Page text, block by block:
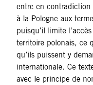
entre en
à la Pologne aux
puisqu’il limite
territoire polonais, ce
qu’ils puissent y
internationale. Ce
avec le principe de